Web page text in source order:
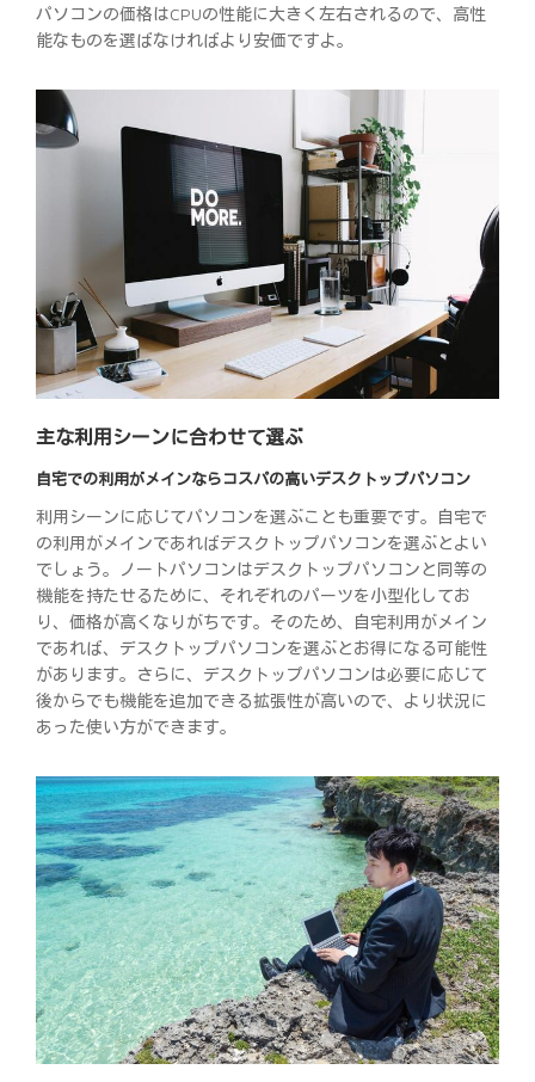
パソコンの価格はCPUの性能に大きく左右されるので、高性
能なものを選ばなければより安価ですよ。
主な利用シーンに合わせて選ぶ
自宅での利用がメインならコスパの高いデスクトップパソコン
利用シーンに応じてパソコンを選ぶことも重要です。自宅で
の利用がメインであればデスクトップパソコンを選ぶとよい
でしょう。ノートパソコンはデスクトップパソコンと同等の
機能を持たせるために、それぞれのパーツを小型化してお
り、価格が高くなりがちです。そのため、自宅利用がメイン
であれば、デスクトップパソコンを選ぶとお得になる可能性
があります。さらに、デスクトップパソコンは必要に応じて
後からでも機能を追加できる拡張性が高いので、より状況に
あった使い方ができます。